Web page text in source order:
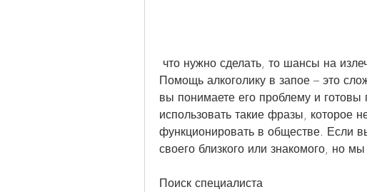
Помощь алкоголику в запое – это
вы понимаете его проблему и
использовать такие фразы, которое
функционировать в обществе. Если
своего близкого или знакомого, но
Поиск специалиста